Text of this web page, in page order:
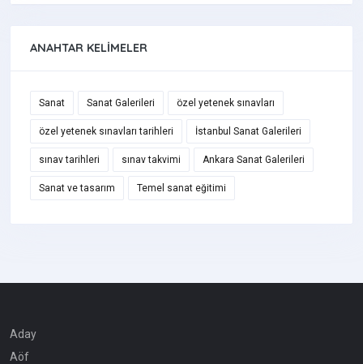
ANAHTAR KELIMELER
Sanat Sanat Galerileri özel yetenek sınavları
özel yetenek sınavları tarihleri İstanbul Sanat Galerileri
sınav tarihleri sınav takvimi Ankara Sanat Galerileri
Sanat ve tasarım Temel sanat eğitimi
Aday
Aöf